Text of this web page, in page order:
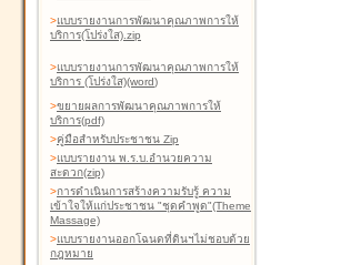
>แบบรายงานการพัฒนาคุณภาพการให้
บริการ(โปร่งใส).zip
>แบบรายงานการพัฒนาคุณภาพการให้
บริการ (โปร่งใส)(word)
>ขยายผลการพัฒนาคุณภาพการให้
บริการ(pdf)
>คู่มือสำหรับประชาชน Zip
>แบบรายงาน พ.ร.บ.อำนวยความ
สะดวก(zip)
>การดำเนินการสร้างความรับรู้ ความ
เข้าใจให้แก่ประชาชน "ชุดคำพูด"(Theme
Massage)
>แบบรายงานออกโฉนดที่ดินฯไม่ชอบด้วย
กฎหมาย